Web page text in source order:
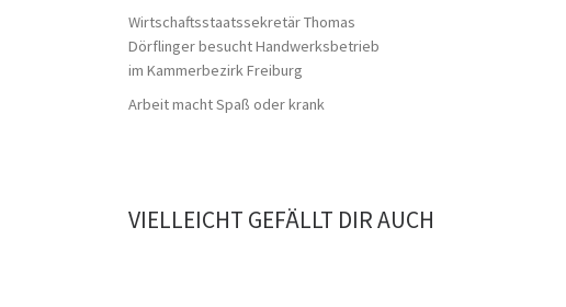
VIELLEICHT GEFÄLLT DIR AUCH
Wirtschaftsstaatssekretär Thomas
Dörflinger besucht Handwerksbetrieb
im Kammerbezirk Freiburg
Arbeit macht Spaß oder krank